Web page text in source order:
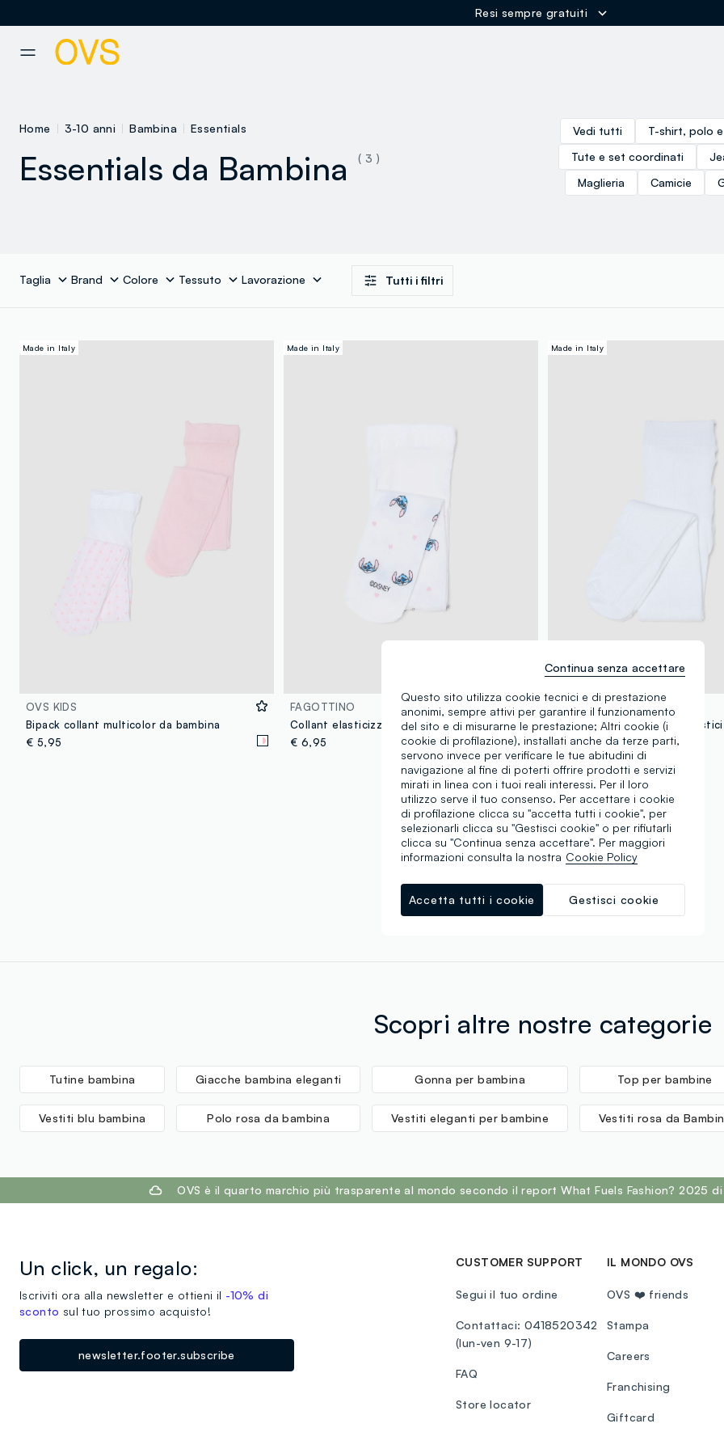
Resi sempre gratuiti
Home 3-10 anni Bambina Essentials
Essentials da Bambina ( 3 )
Vedi tutti T-shirt, polo
Tute e set coordinati
Maglieria
Camicie
Taglia Brand Colore Tessuto Lavorazione Tutti i filtri
Made in Italy
OVS KIDS
Bipack collant multicolor da bambina
€ 5,95
Made in Italy
FAGOTTINO
Collant elasticizzati bianchi da neonata con Stitch
€ 6,95
Made in Italy
FAGOTTINO
€ 6,95
Stai visualizzando 3 di 3 prodotti
Scopri altre nostre categorie
Tutine bambina Giacche bambina eleganti Gonna per bambina Top per bambine
Vestiti blu bambina Polo rosa da bambina Vestiti eleganti per bambine Vestiti rosa da
OVS è il quarto marchio più trasparente al mondo secondo il report What Fuels Fashion? 2025 di
Un click, un regalo:
Iscriviti ora alla newsletter e ottieni il -10% di
sconto sul tuo prossimo acquisto!
newsletter.footer.subscribe
CUSTOMER SUPPORT
Segui il tuo ordine
Contattaci: 0418520342
(lun-ven 9-17)
FAQ
Store locator
IL MONDO OVS
OVS ❤️ friends
Stampa
Careers
Franchising
Giftcard
Questo sito utilizza cookie tecnici e di prestazione
anonimi, sempre attivi per garantire il funzionamento
del sito e di misurarne le prestazione; Altri cookie (i
cookie di profilazione), installati anche da terze parti,
servono invece per verificare le tue abitudini di
navigazione al fine di poterti offrire prodotti e servizi
mirati in linea con i tuoi reali interessi. Per il loro
utilizzo serve il tuo consenso. Per accettare i cookie
di profilazione clicca su "accetta tutti i cookie", per
selezionarli clicca su "Gestisci cookie" o per rifiutarli
clicca su "Continua senza accettare". Per maggiori
informazioni consulta la nostra Cookie Policy
Gestisci cookie
Accetta tutti i cookie
Continua senza accettare